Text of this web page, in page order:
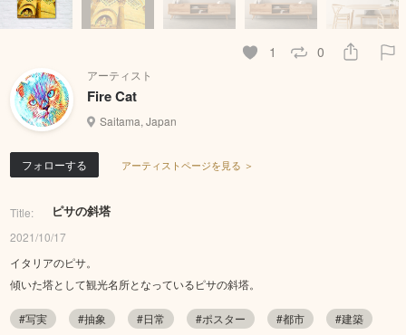
1 0
アーティスト
Fire Cat
Saitama, Japan
フォローする アーティストページを見る ＞
Title: ピサの斜塔
2021/10/17
イタリアのピサ。
傾いた塔として観光名所となっているピサの斜塔。
#写実 #抽象 #日常 #ポスター #都市
#建築